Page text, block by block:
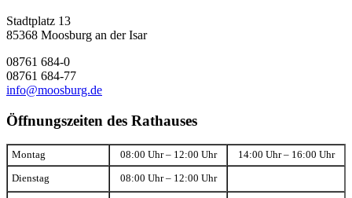
Stadtplatz 13
85368 Moosburg an der Isar
08761 684-0
08761 684-77
info@moosburg.de
Öffnungszeiten des Rathauses
Montag 08:00 Uhr – 12:00 Uhr 14:00 Uhr – 16:00 Uhr
Dienstag 08:00 Uhr – 12:00 Uhr